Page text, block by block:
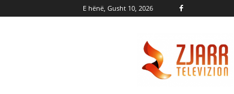
E hënë, Gusht 10, 2026